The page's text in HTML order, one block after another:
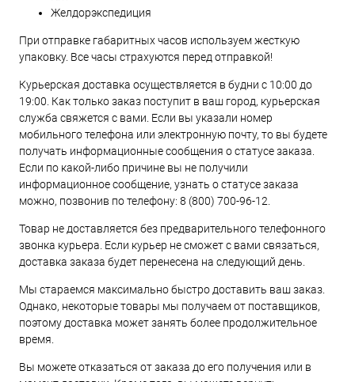
Желдорэкспедиция
При отправке габаритных часов используем жесткую
упаковку. Все часы страхуются перед отправкой!
Курьерская доставка осуществляется в будни с 10:00 до
19:00. Как только заказ поступит в ваш город, курьерская
служба свяжется с вами. Если вы указали номер
мобильного телефона или электронную почту, то вы будете
получать информационные сообщения о статусе заказа.
Если по какой-либо причине вы не получили
информационное сообщение, узнать о статусе заказа
можно, позвонив по телефону: 8 (800) 700-96-12.
Товар не доставляется без предварительного телефонного
звонка курьера. Если курьер не сможет с вами связаться,
доставка заказа будет перенесена на следующий день.
Мы стараемся максимально быстро доставить ваш заказ.
Однако, некоторые товары мы получаем от поставщиков,
поэтому доставка может занять более продолжительное
время.
Вы можете отказаться от заказа до его получения или в